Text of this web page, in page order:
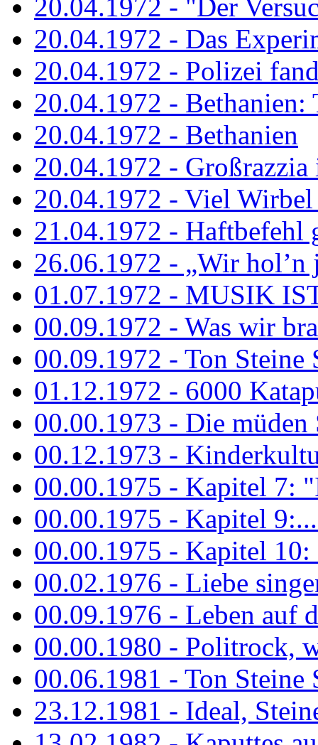
20.04.1972 - "Der
20.04.1972 - Das
20.04.1972 - Polizei
20.04.1972 - Bethanien:
20.04.1972 - Bethanien
20.04.1972 - Großrazzia
20.04.1972 - Viel
21.04.1972 - Haftbefehl
26.06.1972 - „Wir hol’n
01.07.1972 - MUSIK
00.09.1972 - Was wir
00.09.1972 - Ton Steine
01.12.1972 - 6000
00.00.1973 - Die müden
00.12.1973 -
00.00.1975 - Kapitel 7:
00.00.1975 - Kapitel
00.00.1975 - Kapitel
00.02.1976 - Liebe
00.09.1976 - Leben auf
00.00.1980 - Politrock,
00.06.1981 - Ton Steine
23.12.1981 - Ideal,